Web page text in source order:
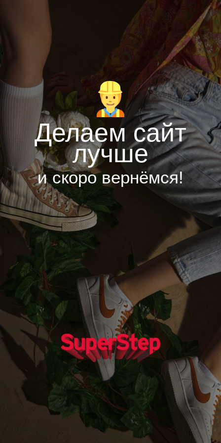
Делаем сайт
лучше
и скоро вернёмся!